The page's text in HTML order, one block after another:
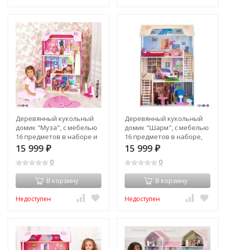
Деревянный кукольный
домик "Муза", с мебелью
16 предметов в наборе и
с качелями, для кукол 30
15 999 ₽
0
В корзину
Недоступен
Деревянный кукольный
домик "Шарм", с мебелью
16 предметов в наборе,
для кукол 30 см (PD315-02)
15 999 ₽
0
В корзину
Недоступен